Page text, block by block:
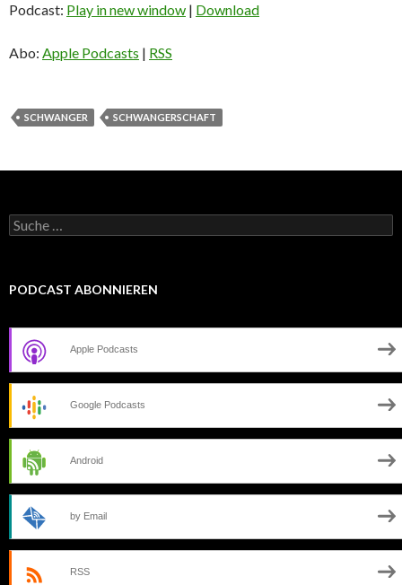
Podcast: Play in new window | Download
Abo: Apple Podcasts | RSS
SCHWANGER SCHWANGERSCHAFT
Suche
nach:
PODCAST ABONNIEREN
Apple Podcasts
Google Podcasts
Android
by Email
RSS